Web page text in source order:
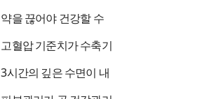
을 끊어야 건강할 수
혈압 기준치가 수축기
시간의 깊은 수면이 내